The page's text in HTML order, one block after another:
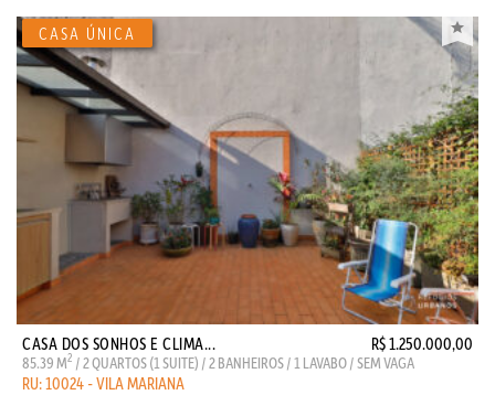
CASA DOS SONHOS E CLIMA... R$ 1.250.000,00
85.39 M2 / 2 QUARTOS (1 SUITE) / 2 BANHEIROS / 1 LAVABO / SEM VAGA
RU: 10024 - VILA MARIANA